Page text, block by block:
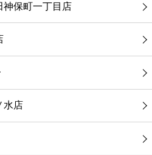
神保町一丁目店
水店